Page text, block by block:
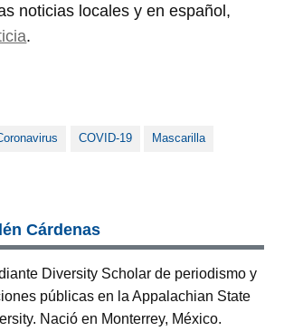
noticias locales y en español,
.
COVID-19 Mascarilla
Cárdenas
Diversity Scholar de periodismo y
públicas en la Appalachian State
Nació en Monterrey, México.